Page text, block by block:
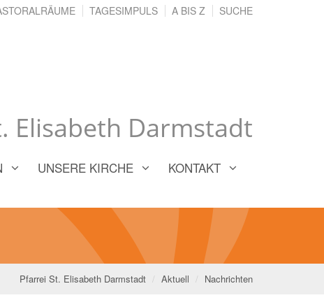
Elisabeth Darmstadt
TAGESIMPULS A BIS Z SUCHE
UNSERE KIRCHE KONTAKT
Pfarrei St. Elisabeth Darmstadt Aktuell Nachrichten